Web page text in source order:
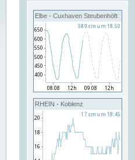
Elbe - Cuxhaven Steubenhöft
RHEIN - Koblenz